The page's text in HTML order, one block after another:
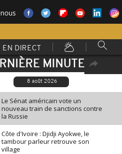
EN DIRECT
MINUTE
8 août 2026
Le Sénat américain vote un
nouveau train de sanctions contre
la Russie
Côte d'Ivoire : Djidji Ayokwe, le
tambour parleur retrouve son
village